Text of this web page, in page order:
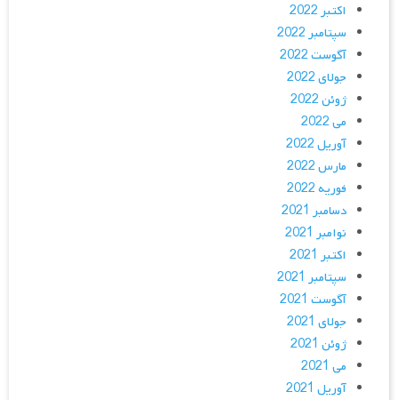
اکتبر 2022
سپتامبر 2022
آگوست 2022
جولای 2022
ژوئن 2022
می 2022
آوریل 2022
مارس 2022
فوریه 2022
دسامبر 2021
نوامبر 2021
اکتبر 2021
سپتامبر 2021
آگوست 2021
جولای 2021
ژوئن 2021
می 2021
آوریل 2021